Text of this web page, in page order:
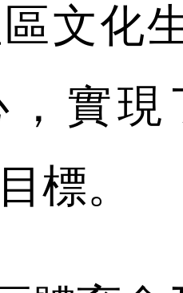
文化
，實
標。